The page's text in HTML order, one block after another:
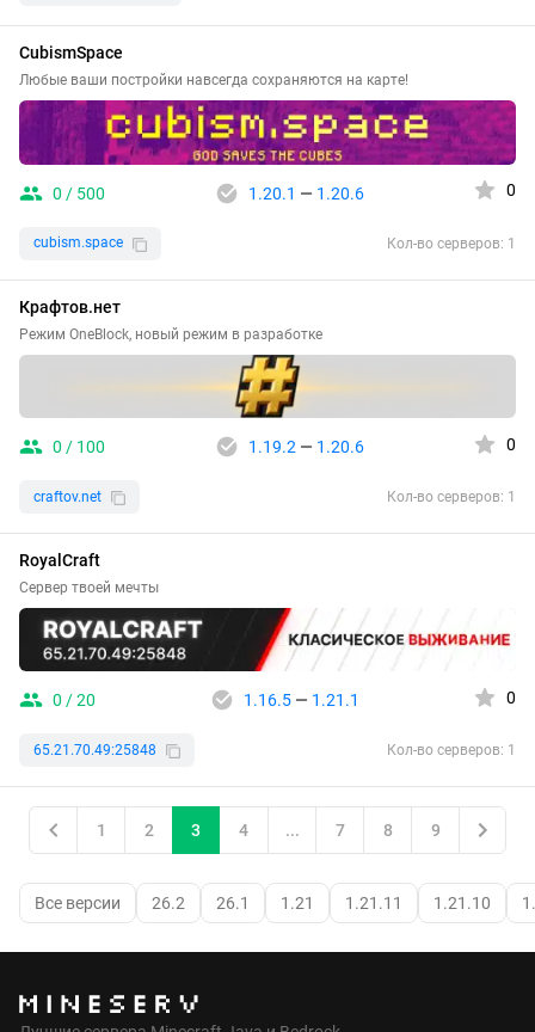
CubismSpace
Любые ваши постройки навсегда сохраняются на карте!
0 / 500 1.20.1 — 1.20.6 0
cubism.space Кол-во серверов: 1
Крафтов.нет
Режим OneBlock, новый режим в разработке
0 / 100 1.19.2 — 1.20.6 0
craftov.net Кол-во серверов: 1
RoyalCraft
Сервер твоей мечты
0 / 20 1.16.5— 1.21.1 0
65.21.70.49:25848 Кол-во серверов: 1
1 2 3 4 ... 7 8 9
Все версии 26.2 26.1 1.21 1.21.11 1.21.10